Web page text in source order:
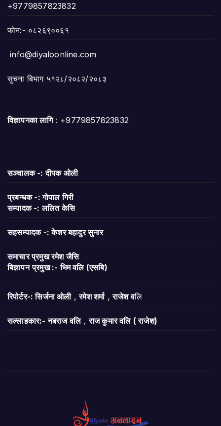
+9779857823832
फाेन:- ०८२६९००६१
info@diyaloonline.com
सुचना बिभाग ५१२८/२०८२/२०८३
विज्ञापनका लागि: +9779857823832
सञ्चालक -: दीपक ओली
प्रबन्धक -: गोपाल गिरी
सम्पादक -: ललित केसि
सहसम्पादक -: केशर बहादुर सुनार
समाचार प्रमुख रमेश जैसि
बिज्ञापन प्रमुख :- भिम वलि (एसबि)
रिपोर्टर-: सिर्जना ओली,रमेश शर्मा,राजेश वलि
सल्लाहकार:- नबराज वलि,राज कुमार वलि ( राजेश)